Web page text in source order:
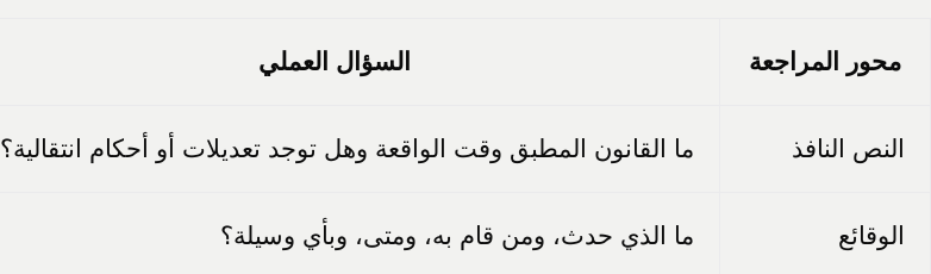
محور المراجعة السؤال العملي
النص النافذ ما القانون المطبق وقت الواقعة وهل توجد تعديلات أو أحكام انتقالية؟
الوقائع ما الذي حدث، ومن قام به، ومتى، وبأي وسيلة؟